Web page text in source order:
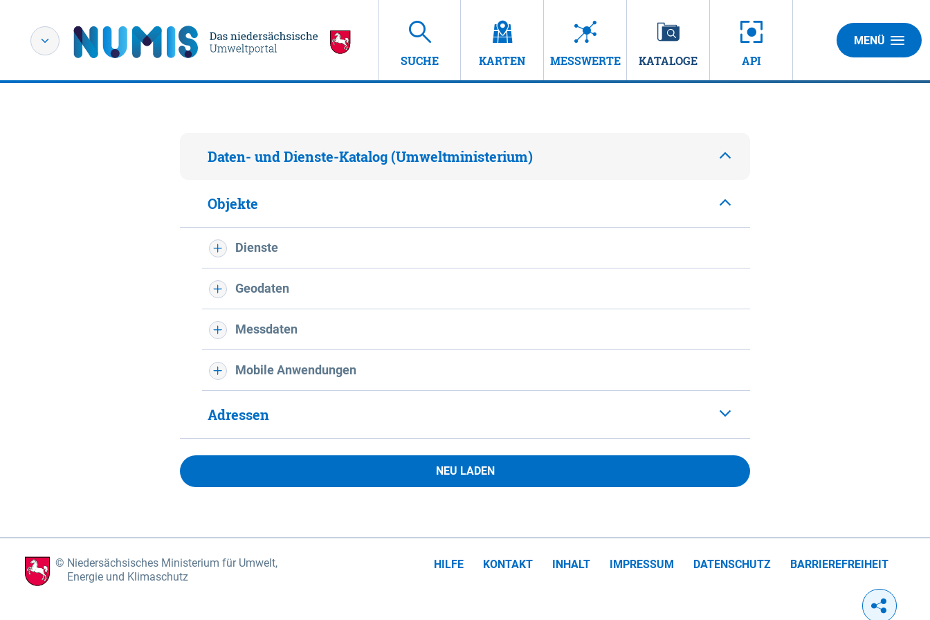
SUCHE KARTEN MESSWERTE KATALOGE API
MENÜ
Daten- und Dienste-Katalog (Umweltministerium)
Objekte
Dienste
Geodaten
Messdaten
Mobile Anwendungen
Adressen
NEU LADEN
Niedersächsisches Ministerium für Umwelt,
Energie und Klimaschutz
HILFE KONTAKT INHALT IMPRESSUM DATENSCHUTZ BARRIEREFREIHEIT